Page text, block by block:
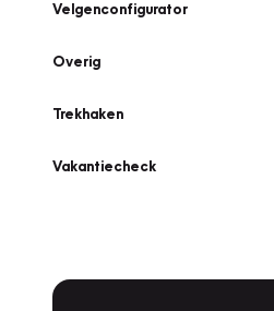
Velgenconfigurator
Overig
Trekhaken
Vakantiecheck